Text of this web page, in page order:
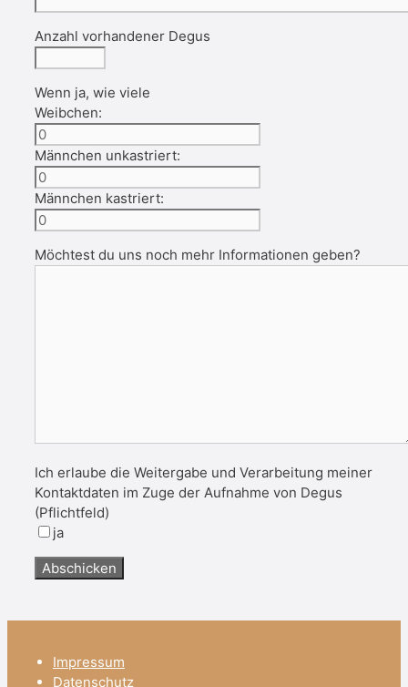
Anzahl vorhandener Degus
Wenn ja, wie viele
Weibchen:
Männchen unkastriert:
Männchen kastriert:
Möchtest du uns noch mehr Informationen geben?
Ich erlaube die Weitergabe und Verarbeitung meiner
Kontaktdaten im Zuge der Aufnahme von Degus
(Pflichtfeld)
ja
Impressum
Datenschutz